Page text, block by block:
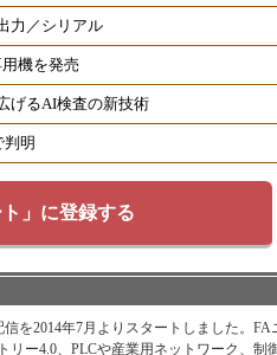
力／シリアル
機を発売
げるAI検査の新技術
明
」に登録する
を2014年7月よりスタートしました。FA
ー4.0、PLCや産業用ネットワーク、制